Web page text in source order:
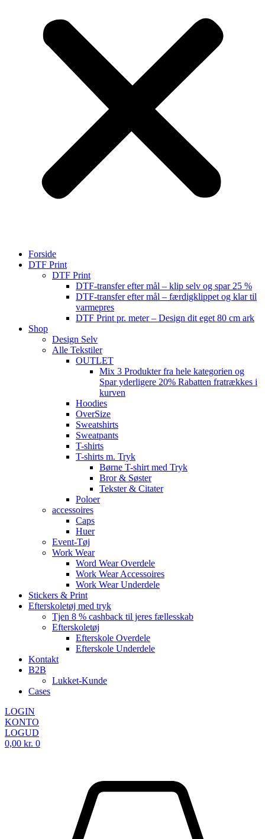
Forside
DTF Print
DTF Print
DTF-transfer efter mål – klip selv og spar 25 %
DTF-transfer efter mål – færdigklippet og klar til
varmepres
DTF Print pr. meter – Design dit eget 80 cm ark
Shop
Design Selv
Alle Tekstiler
OUTLET
Mix 3 Produkter fra hele kategorien og
Spar yderligere 20% Rabatten fratrækkes i
kurven
Hoodies
OverSize
Sweatshirts
Sweatpants
T-shirts
T-shirts m. Tryk
Børne T-shirt med Tryk
Bror & Søster
Tekster & Citater
Poloer
accessoires
Caps
Huer
Event-Tøj
Work Wear
Word Wear Overdele
Work Wear Accessoires
Work Wear Underdele
Stickers & Print
Efterskoletøj med tryk
Tjen 8 % cashback til jeres fællesskab
Efterskoletøj
Efterskole Overdele
Efterskole Underdele
Kontakt
B2B
Lukket-Kunde
Cases
LOGIN
KONTO
LOGUD
0,00 kr. 0